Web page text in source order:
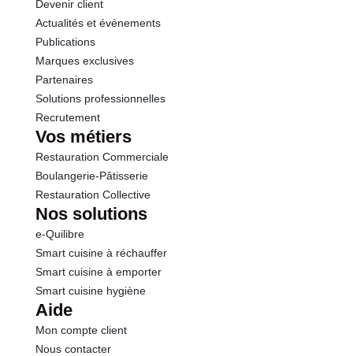
Devenir client
Actualités et événements
Publications
Marques exclusives
Partenaires
Solutions professionnelles
Recrutement
Vos métiers
Restauration Commerciale
Boulangerie-Pâtisserie
Restauration Collective
Nos solutions
e-Quilibre
Smart cuisine à réchauffer
Smart cuisine à emporter
Smart cuisine hygiène
Aide
Mon compte client
Nous contacter